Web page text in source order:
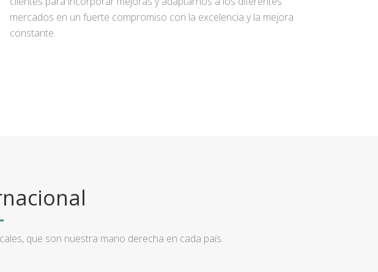
mercados en un fuerte compromiso con la excelencia y la mejora
constante.
que son nuestra mano derecha en cada país.